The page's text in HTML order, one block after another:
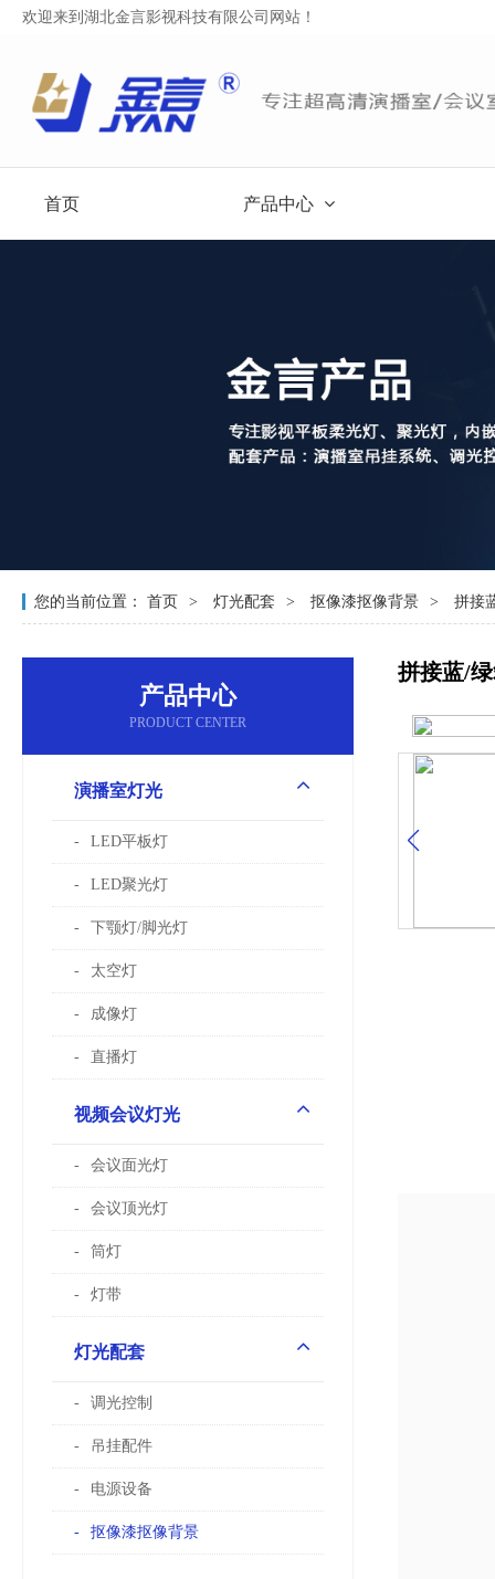
欢迎来到湖北金言影视科技有限公司网站！
首页 产品中心
您的当前位置： 首页 灯光配套 抠像漆抠像背景 拼接
产品中心
PRODUCT CENTER
演播室灯光
LED平板灯
LED聚光灯
下颚灯/脚光灯
太空灯
成像灯
直播灯
视频会议灯光
会议面光灯
会议顶光灯
筒灯
灯带
灯光配套
调光控制
吊挂配件
电源设备
抠像漆抠像背景
拼接蓝/